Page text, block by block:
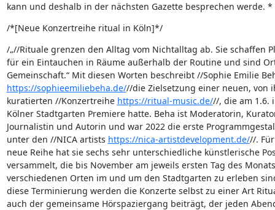
kann und deshalb in der nächsten Gazette besprechen werde. *
/*[Neue Konzertreihe ritual in Köln]*/
/„//Rituale grenzen den Alltag vom Nichtalltag ab. Sie schaffen
für ein Eintauchen in Räume außerhalb der Routine und sind
https://sophieemiliebeha.de///die Zielsetzung einer neuen, von
kuratierten //Konzertreihe https://ritual-music.de///, die am 1.6.
Kölner Stadtgarten Premiere hatte. Beha ist Moderatorin,
Journalistin und Autorin und war 2022 die erste
unter den //NICA artists https://nica-artistdevelopment.de///.
neue Reihe hat sie sechs sehr unterschiedliche künstlerische
versammelt, die bis November am jeweils ersten Tag des
verschiedenen Orten im und um den Stadtgarten zu erleben
diese Terminierung werden die Konzerte selbst zu einer Art
auch der gemeinsame Hörspaziergang beiträgt, der jeden